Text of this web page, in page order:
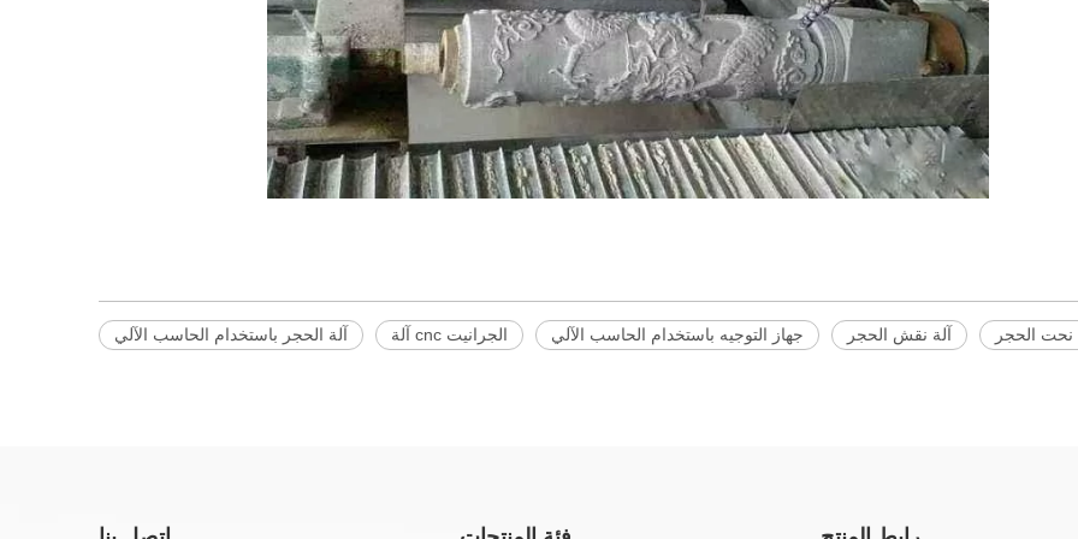
آلة الحجر باستخدام الحاسب الآلي الجرانيت cnc آلة جهاز التوجيه باستخدام الحاسب الآلي آلة نقش الحجر نحت الحجر